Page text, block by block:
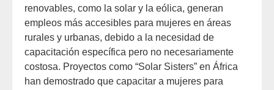
renovables, como la solar y la eólica, generan
empleos más accesibles para mujeres en áreas
rurales y urbanas, debido a la necesidad de
capacitación específica pero no necesariamente
costosa. Proyectos como “Solar Sisters” en África
han demostrado que capacitar a mujeres para